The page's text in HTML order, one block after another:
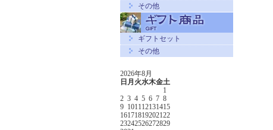
その他
ギフトセット
その他
2026年8月
日 月 火水木金土
1
2 3 4 5 6 7 8
9 101112131415
16171819202122
23242526272829